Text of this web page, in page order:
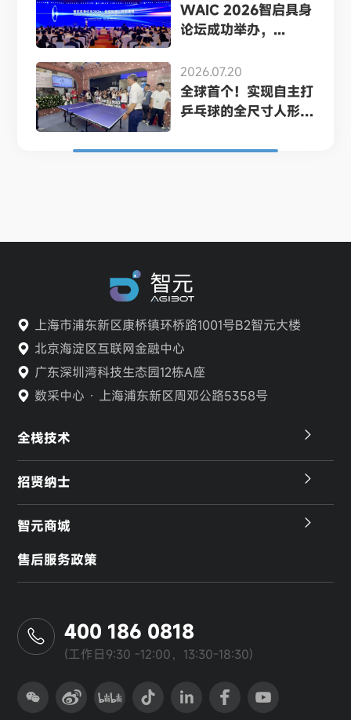
WAIC 2026智启具身
论坛成功举办，...
2026.07.20
全球首个！实现自主打
乒乓球的全尺寸人形
上海市浦东新区康桥镇环桥路1001号B2智元大楼
北京海淀区互联网金融中心
广东深圳湾科技生态园12栋A座
数采中心 · 上海浦东新区周邓公路5358号
全栈技术
智元商城
售后服务政策
招贤纳士
400 186 0818
(工作日9:30 -12:00，13:30-18:30)